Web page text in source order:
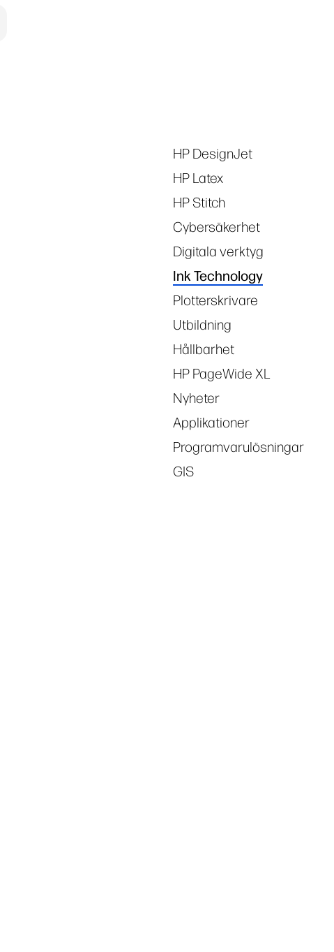
HP DesignJet
HP Latex
HP Stitch
Cybersäkerhet
Digitala verktyg
Ink Technology
Plotterskrivare
Utbildning
Hållbarhet
HP PageWide XL
Nyheter
Applikationer
Programvarulösningar
GIS